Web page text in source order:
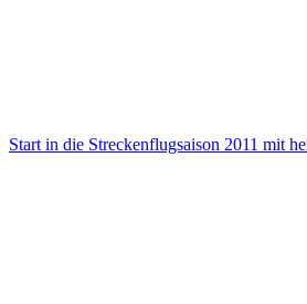
Start in die Streckenflugsaison 2011 mit